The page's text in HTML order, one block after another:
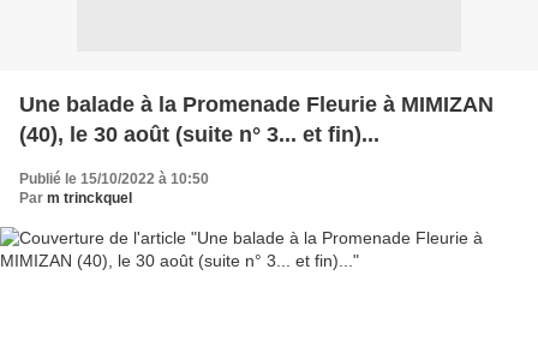
Une balade à la Promenade Fleurie à MIMIZAN
(40), le 30 août (suite n° 3... et fin)...
Publié le 15/10/2022 à 10:50
Par m trinckquel